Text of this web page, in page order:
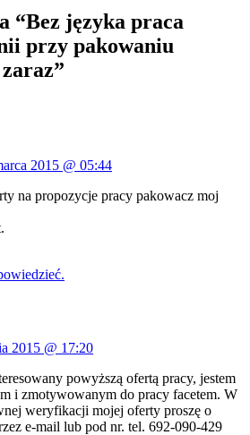
“Bez języka praca
przy pakowaniu
2015 @ 05:44
na propozycje pracy pakowacz moj
2015 @ 17:20
powyższą ofertą pracy, jestem
i zmotywowanym do pracy facetem. W
weryfikacji mojej oferty proszę o
e-mail lub pod nr. tel. 692-090-429